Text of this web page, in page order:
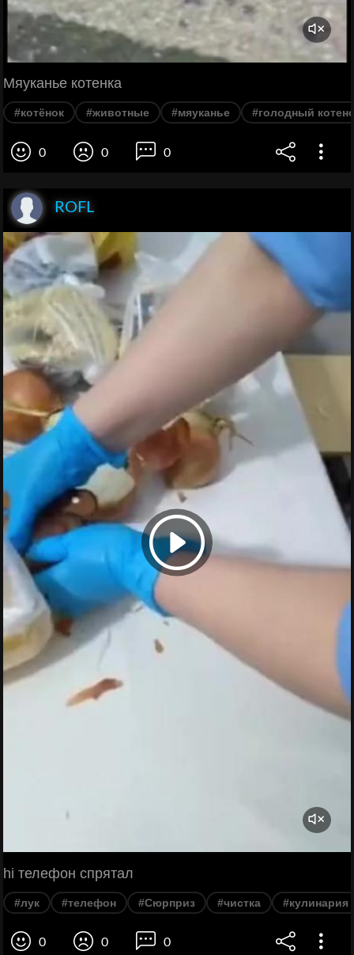
Мяуканье котенка
#котёнок #животные #мяуканье #голодный
0 0 0
ROFL
hi телефон спрятал
#лук #телефон #Сюрприз #чистка #кулинария
0 0 0